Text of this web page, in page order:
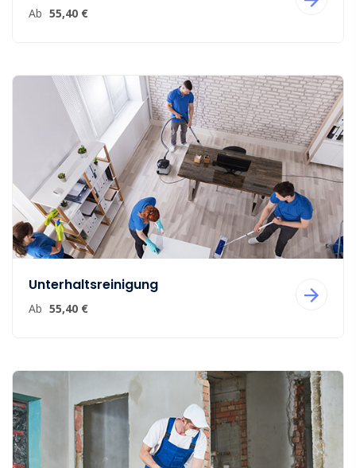
Ab 55,40 €
Unterhaltsreinigung
Ab 55,40 €